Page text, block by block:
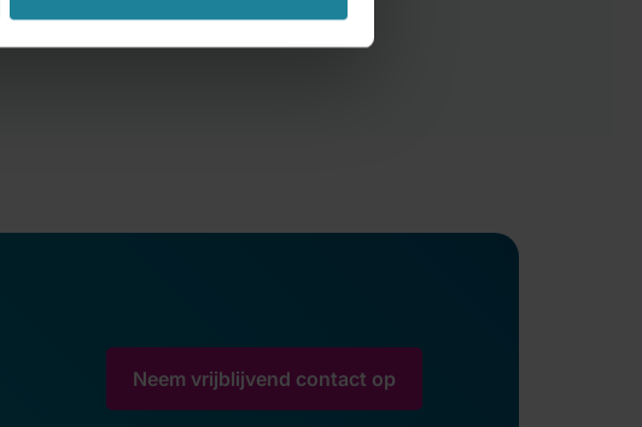
Neem vrijblijvend contact op